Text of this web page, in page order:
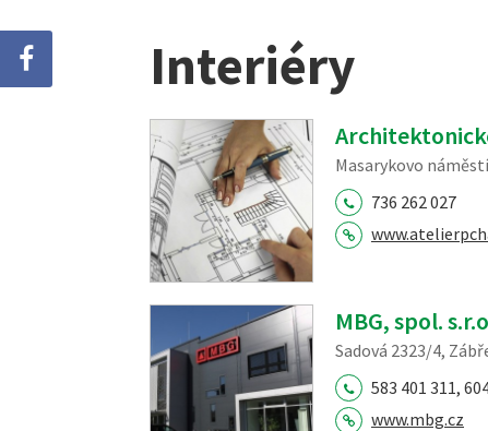
Interiéry
Masarykovo
736 262 027
MBG, spol.
Sadová 2323/4,
583 401 311,
www.mbg.cz